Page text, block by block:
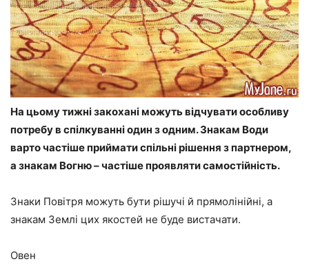
На цьому тижні закохані можуть відчувати особливу
потребу в спілкуванні один з одним. Знакам Води
варто частіше приймати спільні рішення з партнером,
а знакам Вогню – частіше проявляти самостійність.
Знаки Повітря можуть бути рішучі й прямолінійні, а
знакам Землі цих якостей не буде вистачати.
Овен